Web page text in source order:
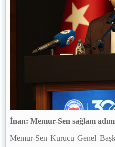
İnan: Memur-Sen sağlam
Memur-Sen Kurucu Genel